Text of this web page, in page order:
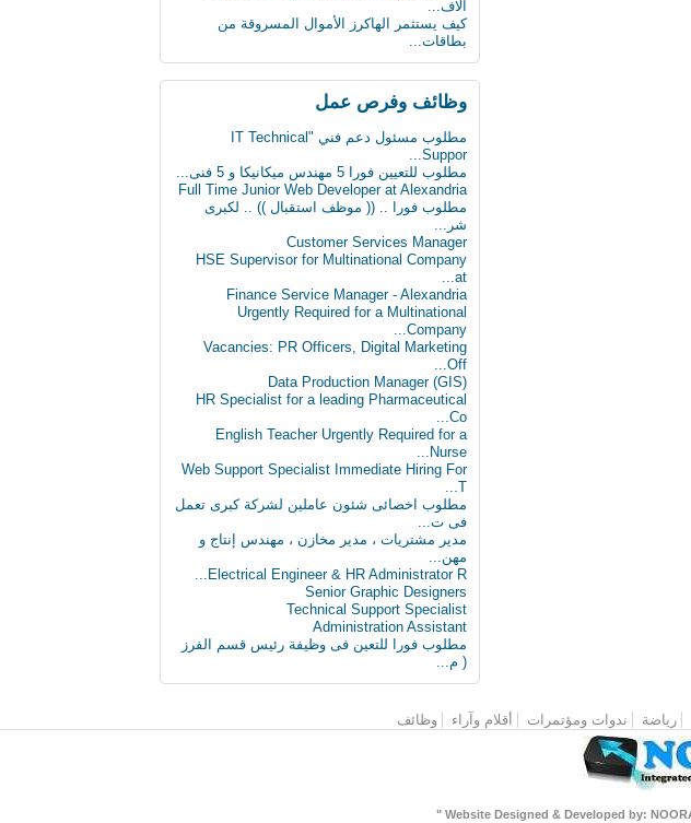
ابتكار طبي يستخدم سائلا غير الدم لقياس
مستوى...
دراسة: المأكولات البحرية تطيل العمر
البدناء أكثر سعادة من غيرهم!
آلاف...
كيف يستثمر الهاكرز الأموال المسروقة من
بطاقات...
وظائف وفرص عمل
مطلوب مسئول دعم فني "IT Technical
Suppor...
مطلوب للتعيين فورا 5 مهندس ميكانيكا و 5 فنى...
Full Time Junior Web Developer at Alexandria
مطلوب‬ فورا .. (( موظف استقبال )) .. لكبرى
شر...
Customer Services Manager
HSE Supervisor for Multinational Company
at...
Finance Service Manager - Alexandria
Urgently Required for a Multinational
Company...
Vacancies: PR Officers, Digital Marketing
Off...
Data Production Manager (GIS)
HR Specialist for a leading Pharmaceutical
Co...
English Teacher Urgently Required for a
Nurse...
Web Support Specialist Immediate Hiring For
T...
مطلوب اخصائى شئون عاملين لشركة كبرى تعمل
فى ت...
مدير مشتريات ، مدير مخازن ، مهندس إنتاج و
مهن...
Electrical Engineer & HR Administrator R...
Senior Graphic Designers
Technical Support Specialist
Administration Assistant
مطلوب فورا للتعين فى وظيفة رئيس قسم الفرز
( م...
رياضة ندوات ومؤتمرات أقلام وآراء وظائف